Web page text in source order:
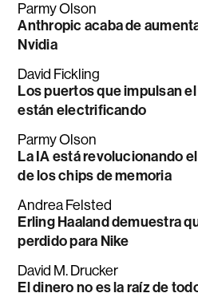
Parmy Olson
Anthropic acaba de
Nvidia
David Fickling
Los puertos que impulsan
están electrificando
Parmy Olson
La IA está revolucionando
de los chips de memoria
Andrea Felsted
Erling Haaland demuestra
perdido para Nike
David M. Drucker
El dinero no es la raíz de